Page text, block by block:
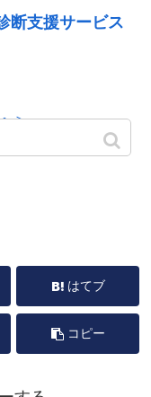
断支援サービス
＞
はてブ
コピー